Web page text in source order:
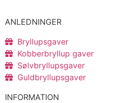
ANLEDNINGER
Bryllupsgaver
Kobberbryllup gaver
Sølvbryllupsgaver
Guldbryllupsgaver
INFORMATION